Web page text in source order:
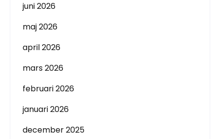
juni 2026
maj 2026
april 2026
mars 2026
februari 2026
januari 2026
december 2025